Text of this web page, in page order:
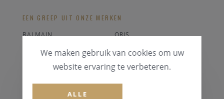
EEN GREEP UIT ONZE MERKEN
BALMAIN
ORIS
ALLE OUTLET
We maken gebruik van cookies om uw
website ervaring te verbeteren.
ALLE